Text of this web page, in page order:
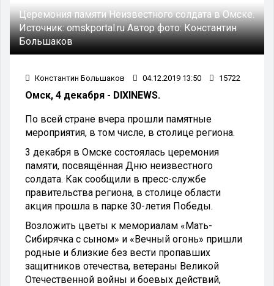
Церемония памяти Неизвестного солдата в Омске.
Источник:omskportal.ruАвтор фото:Константин
Большаков
Константин Большаков 04.12.2019 13:50 15722
Омск, 4 декабря - DIXINEWS.
По всей стране вчера прошли памятные
мероприятия, в том числе, в столице региона.
3 декабря в Омске состоялась церемония
памяти, посвящённая Дню неизвестного
солдата. Как сообщили в пресс-службе
правительства региона, в столице области
акция прошла в парке 30-летия Победы.
Возложить цветы к мемориалам «Мать-
Сибирячка с сыном» и «Вечный огонь» пришли
родные и близкие без вести пропавших
защитников отечества, ветераны Великой
Отечественной войны и боевых действий,